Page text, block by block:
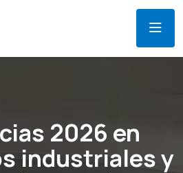
2026 en
industriales y